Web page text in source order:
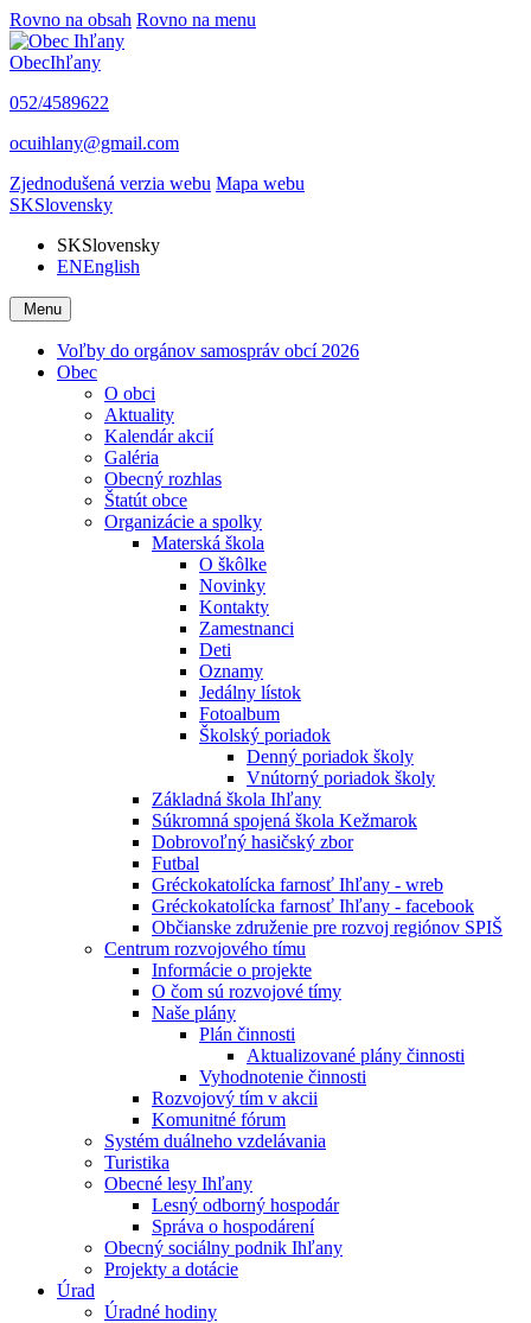
Rovno na obsah Rovno na menu
ObecIhľany
052/4589622
ocuihlany@gmail.com
Zjednodušená verzia webu Mapa webu
SKSlovensky
SKSlovensky
ENEnglish
Menu
Voľby do orgánov samospráv obcí 2026
Obec
O obci
Aktuality
Kalendár akcií
Galéria
Obecný rozhlas
Štatút obce
Organizácie a spolky
Materská škola
O škôlke
Novinky
Kontakty
Zamestnanci
Deti
Oznamy
Jedálny lístok
Fotoalbum
Školský poriadok
Denný poriadok školy
Vnútorný poriadok školy
Základná škola Ihľany
Súkromná spojená škola Kežmarok
Dobrovoľný hasičský zbor
Futbal
Gréckokatolícka farnosť Ihľany - wreb
Gréckokatolícka farnosť Ihľany - facebook
Občianske združenie pre rozvoj regiónov SPIŠ
Centrum rozvojového tímu
Informácie o projekte
O čom sú rozvojové tímy
Naše plány
Plán činnosti
Aktualizované plány činnosti
Vyhodnotenie činnosti
Rozvojový tím v akcii
Komunitné fórum
Systém duálneho vzdelávania
Turistika
Obecné lesy Ihľany
Lesný odborný hospodár
Správa o hospodárení
Obecný sociálny podnik Ihľany
Projekty a dotácie
Úrad
Úradné hodiny